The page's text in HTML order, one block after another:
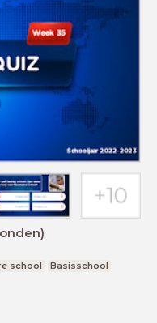
school
Basisschool